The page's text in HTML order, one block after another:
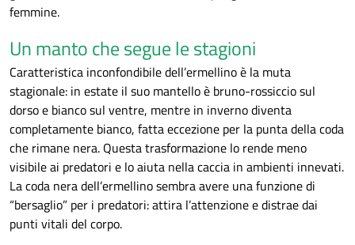
femmine.
Un manto che segue le stagioni
Caratteristica inconfondibile dell’ermellino è la muta
stagionale: in estate il suo mantello è bruno-rossiccio sul
dorso e bianco sul ventre, mentre in inverno diventa
completamente bianco, fatta eccezione per la punta della coda
che rimane nera. Questa trasformazione lo rende meno
visibile ai predatori e lo aiuta nella caccia in ambienti innevati.
La coda nera dell’ermellino sembra avere una funzione di
“bersaglio” per i predatori: attira l’attenzione e distrae dai
punti vitali del corpo.